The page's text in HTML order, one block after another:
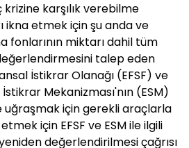
karşılık verebilme
ikna etmek için şu anda ve
miktarı dahil tüm
talep eden
İstikrar Olanağı (EFSF) ve
Mekanizması'nın (ESM)
uğraşmak için gerekli araçlarla
için EFSF ve ESM ile ilgili
değerlendirilmesi çağrısı